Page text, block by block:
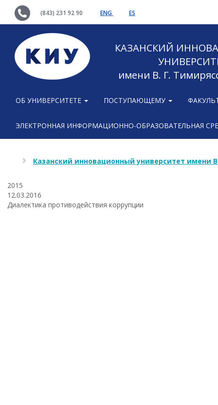
(843) 231 92 90 ENG ES
КАЗАНСКИЙ
имени В. Г.
ОБ УНИВЕРСИТЕТЕ ПОСТУПАЮЩЕМУ
ЭЛЕКТРОННАЯ ИНФОРМАЦИОННО-ОБРАЗОВАТЕЛЬНАЯ
Казанский инновационный университет имени
2015
12.03.2016
Диалектика противодействия коррупции